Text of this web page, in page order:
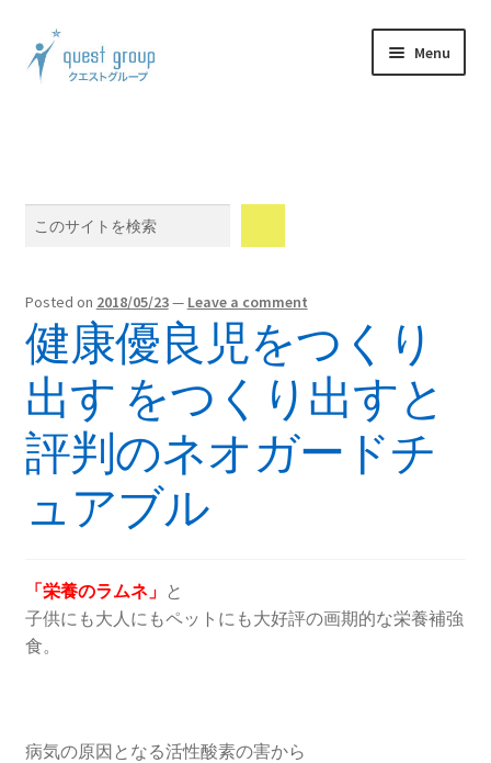
Skip
to
Skip
to
Menu
ウェブショップ
会社情報
menu
Blog
Posted on 2018/05/23— Leave a comment
健康優良児をつくり
出す をつくり出すと
評判のネオガードチ
ュアブル
「栄養のラムネ」 と
子供にも大人にもペットにも大好評の画期的な栄養補強
食。
病気の原因となる活性酸素の害から